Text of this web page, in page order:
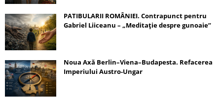
PATIBULARII ROMÂNIEI. Contrapunct pentru
Gabriel Liiceanu – „Meditație despre gunoaie”
Noua Axă Berlin–Viena–Budapesta. Refacerea
Imperiului Austro-Ungar